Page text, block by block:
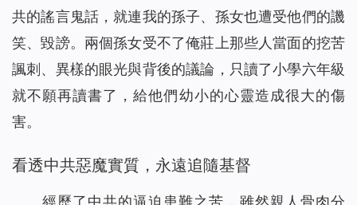
共的謠言鬼話，就連我的孫子、孫女也遭受他們的譏
笑、毀謗。兩個孫女受不了俺莊上那些人當面的挖苦
諷刺、異樣的眼光與背後的議論，只讀了小學六年級
就不願再讀書了，給他們幼小的心靈造成很大的傷
害。
看透中共惡魔實質，永遠追隨基督
經歷了中共的逼迫患難之苦，雖然親人骨肉分